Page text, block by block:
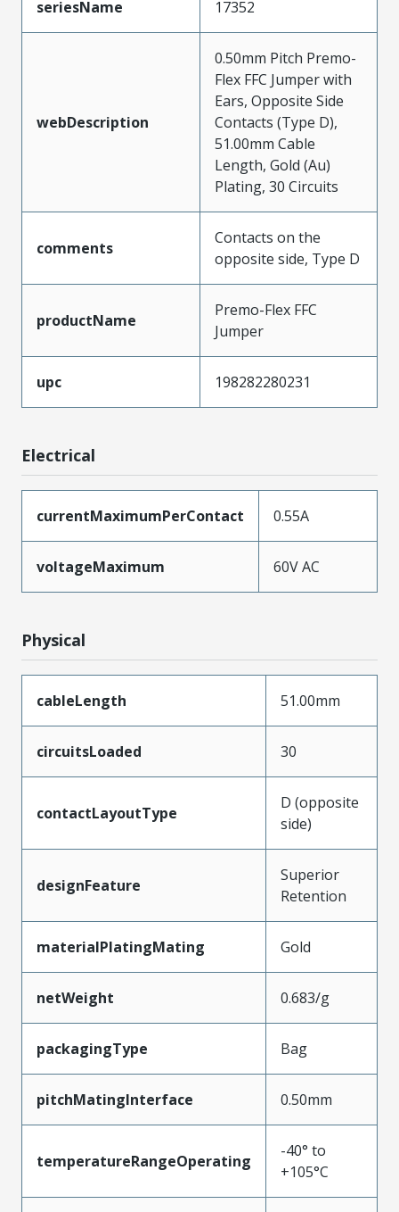
seriesName 17352
webDescription
0.50mm Pitch Premo-
Flex FFC Jumper with
Ears, Opposite Side
Contacts (Type D),
51.00mm Cable
Length, Gold (Au)
Plating, 30 Circuits
comments
Contacts on the
opposite side, Type D
productName
Premo-Flex FFC
Jumper
upc 198282280231
Electrical
currentMaximumPerContact 0.55A
voltageMaximum 60V AC
Physical
cableLength 51.00mm
circuitsLoaded 30
contactLayoutType
D (opposite
side)
designFeature
Superior
Retention
materialPlatingMating Gold
netWeight 0.683/g
packagingType Bag
pitchMatingInterface 0.50mm
temperatureRangeOperating
-40° to
+105°C